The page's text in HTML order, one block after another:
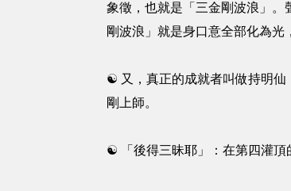
象徵，也就是「三金剛波浪」
剛波浪」就是身口意全部化為光
☯ 又，真正的成就者叫做持明仙
剛上師。
☯ 「後得三昧耶」：在第四灌頂